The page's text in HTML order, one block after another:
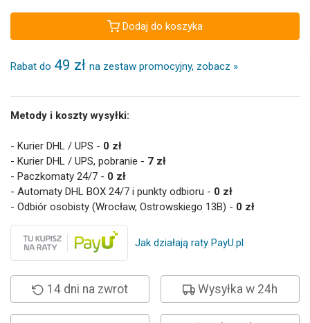
Dodaj do koszyka
Rabat do 49 zł na zestaw promocyjny, zobacz »
Metody i koszty wysyłki:
- Kurier DHL / UPS - 0 zł
- Kurier DHL / UPS, pobranie - 7 zł
- Paczkomaty 24/7 - 0 zł
- Automaty DHL BOX 24/7 i punkty odbioru - 0 zł
- Odbiór osobisty (Wrocław, Ostrowskiego 13B) - 0 zł
Jak działają raty PayU.pl
14 dni na zwrot Wysyłka w 24h